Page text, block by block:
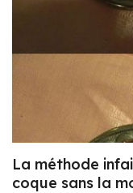
La méthode
coque sans la